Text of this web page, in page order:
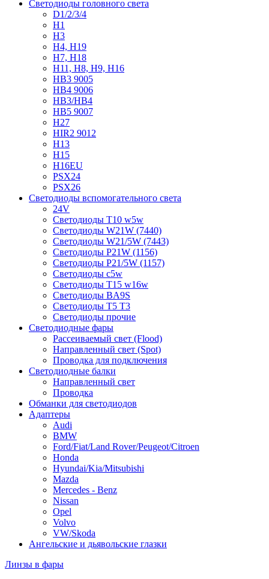
Светодиоды головного света
D1/2/3/4
H1
H3
H4, H19
H7, H18
H11, H8, H9, H16
HB3 9005
HB4 9006
HB3/HB4
HB5 9007
H27
HIR2 9012
H13
H15
H16EU
PSX24
PSX26
Светодиоды вспомогательного света
24V
Светодиоды T10 w5w
Светодиоды W21W (7440)
Светодиоды W21/5W (7443)
Светодиоды P21W (1156)
Светодиоды P21/5W (1157)
Светодиоды c5w
Светодиоды T15 w16w
Светодиоды BA9S
Светодиоды T5 T3
Светодиоды прочие
Светодиодные фары
Рассеиваемый свет (Flood)
Направленный свет (Spot)
Проводка для подключения
Светодиодные балки
Направленный свет
Проводка
Обманки для светодиодов
Адаптеры
Audi
BMW
Ford/Fiat/Land Rover/Peugeot/Citroen
Honda
Hyundai/Kia/Mitsubishi
Mazda
Mercedes - Benz
Nissan
Opel
Volvo
VW/Skoda
Ангельские и дьявольские глазки
Линзы в фары